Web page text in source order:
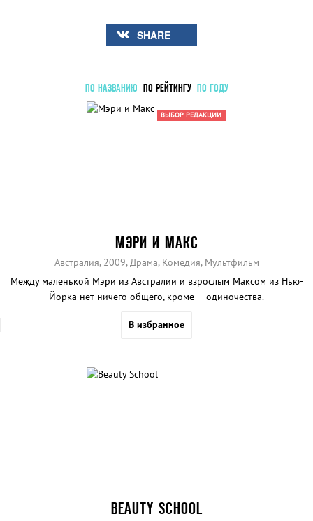
SHARE
ПО НАЗВАНИЮ ПО РЕЙТИНГУ ПО ГОДУ
ВЫБОР РЕДАКЦИИ
МЭРИ И МАКС
Австралия, 2009, Драма, Комедия, Мультфильм
Между маленькой Мэри из Австралии и взрослым Максом из Нью-
Йорка нет ничего общего, кроме — одиночества.
В избранное
BEAUTY SCHOOL